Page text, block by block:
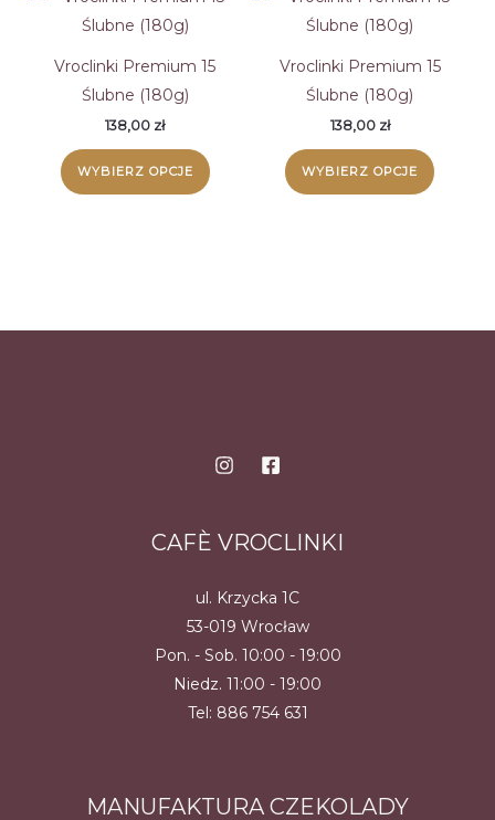
Vroclinki Premium 15
Ślubne (180g)
138,00 zł
WYBIERZ OPCJE
Vroclinki Premium 15
Ślubne (180g)
138,00 zł
WYBIERZ OPCJE
CAFÈ VROCLINKI
ul. Krzycka 1C
53-019 Wrocław
Pon. - Sob. 10:00 - 19:00
Niedz. 11:00 - 19:00
Tel: 886 754 631
MANUFAKTURA CZEKOLADY